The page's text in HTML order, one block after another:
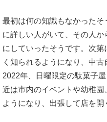
最初は何の知識もなかった
に詳しい人がいて、その人
にしていったそうです。次
く知られるようになり、中
2022年、日曜限定の駄菓子
近は市内のイベントや幼稚
ようになり、出張して店を開